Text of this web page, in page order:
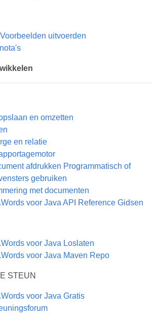
uitvoerden
en omzetten
en relatie
afdrukken Programmatisch of
gebruiken
met documenten
voor Java API Reference Gidsen
voor Java Loslaten
voor Java Maven Repo
STEUN
voor Java Gratis